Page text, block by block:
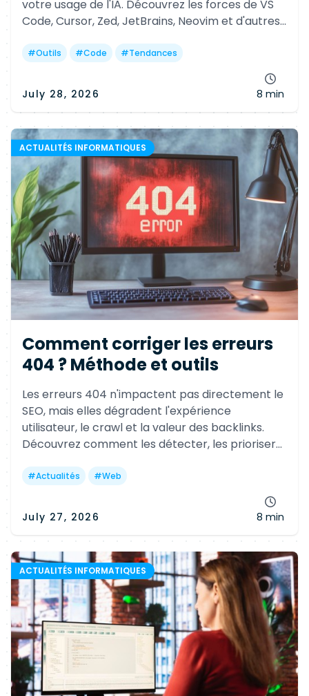
votre usage de l'IA. Découvrez les forces de VS
Code, Cursor, Zed, JetBrains, Neovim et d'autres
votre profil.
#Outils #Code #Tendances
July 28, 2026 8 min
ACTUALITÉS INFORMATIQUES
Comment corriger les erreurs
404 ? Méthode et outils
Les erreurs 404 n'impactent pas directement le
SEO, mais elles dégradent l'expérience
utilisateur, le crawl et la valeur des backlinks.
Découvrez comment les détecter, les prioriser
et les bonnes pratiques.
#Actualités #Web
July 27, 2026 8 min
ACTUALITÉS INFORMATIQUES